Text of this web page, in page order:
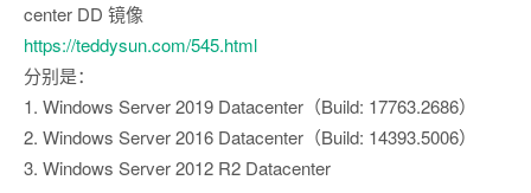
center DD 镜像
https://teddysun.com/545.html
分别是：
1. Windows Server 2019 Datacenter（Build: 17763.2686）
2. Windows Server 2016 Datacenter（Build: 14393.5006）
3. Windows Server 2012 R2 Datacenter